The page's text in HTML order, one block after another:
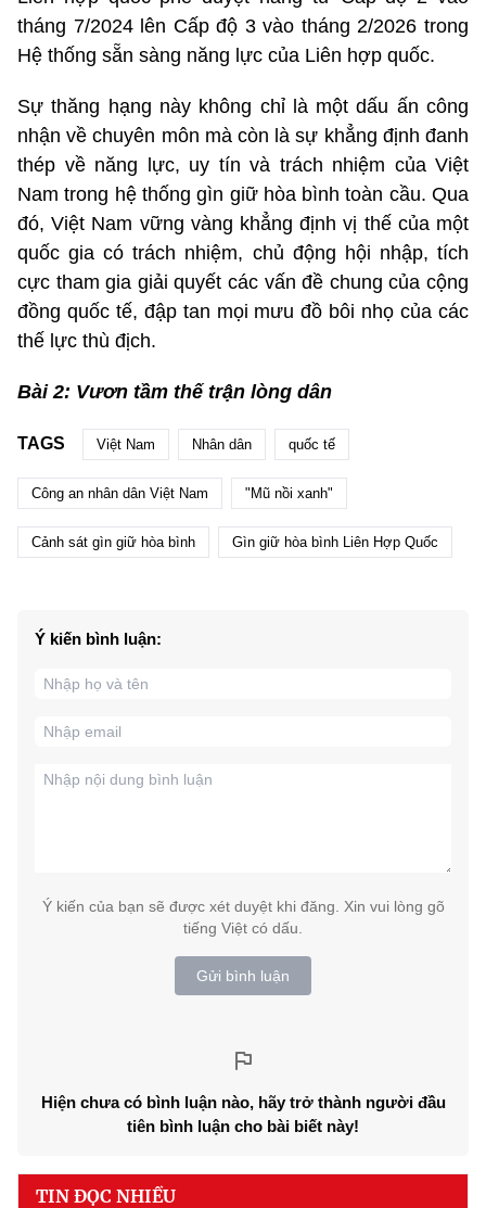
tháng 7/2024 lên Cấp độ 3 vào tháng 2/2026 trong
Hệ thống sẵn sàng năng lực của Liên hợp quốc.
Sự thăng hạng này không chỉ là một dấu ấn công
nhận về chuyên môn mà còn là sự khẳng định đanh
thép về năng lực, uy tín và trách nhiệm của Việt
Nam trong hệ thống gìn giữ hòa bình toàn cầu. Qua
đó, Việt Nam vững vàng khẳng định vị thế của một
quốc gia có trách nhiệm, chủ động hội nhập, tích
cực tham gia giải quyết các vấn đề chung của cộng
đồng quốc tế, đập tan mọi mưu đồ bôi nhọ của các
thế lực thù địch.
Bài 2: Vươn tầm thế trận lòng dân
TAGS Việt Nam Nhân dân quốc tế
Công an nhân dân Việt Nam "Mũ nồi xanh"
Cảnh sát gìn giữ hòa bình Gìn giữ hòa bình Liên Hợp Quốc
Ý kiến bình luận:
Ý kiến của bạn sẽ được xét duyệt khi đăng. Xin vui lòng gõ
tiếng Việt có dấu.
Gửi bình luận
Hiện chưa có bình luận nào, hãy trở thành người đầu
tiên bình luận cho bài biết này!
TIN ĐỌC NHIỀU